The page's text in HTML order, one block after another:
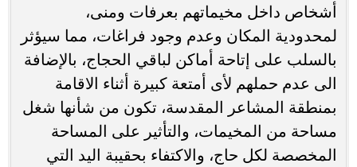
أشخاص داخل مخيماتهم بعرفات ومنى،
لمحدودية المكان وعدم وجود فراغات، مما سيؤثر
بالسلب على إتاحة أماكن لباقي الحجاج، بالإضافة
الى عدم حملهم لأى أمتعة كبيرة أثناء الاقامة
بمنطقة المشاعر المقدسة، تكون من شأنها شغل
مساحة من المخيمات، والتأثير على المساحة
المخصصة لكل حاج، والاكتفاء بحقيبة اليد التي